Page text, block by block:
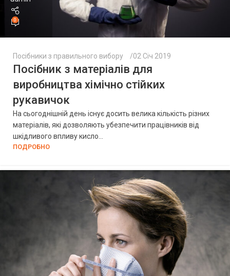
0
Посібники з правильного вибору 02 Січ 2019
Посібник з матеріалів для
виробництва хімічно стійких
рукавичок
На сьогоднішній день існує досить велика кількість різних
матеріалів, які дозволяють убезпечити працівників від
шкідливого впливу кисло...
ПОДРОБНО